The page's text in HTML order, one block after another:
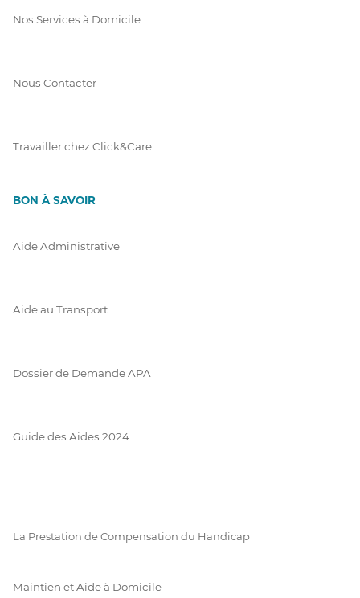
Nos Services à Domicile
Nous Contacter
Travailler chez Click&Care
BON À SAVOIR
Aide Administrative
Aide au Transport
Dossier de Demande APA
Guide des Aides 2024
La Prestation de Compensation du Handicap
Maintien et Aide à Domicile